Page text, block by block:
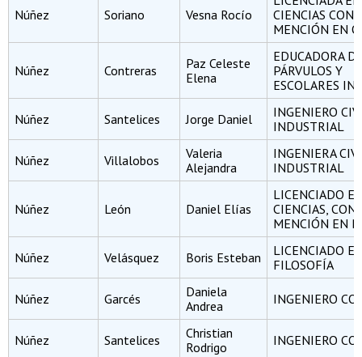
Núñez Soriano Vesna Rocío
CIENCIAS CON
MENCIÓN EN
Núñez Contreras
Paz Celeste
Elena
EDUCADORA
PÁRVULOS Y
ESCOLARES
Núñez Santelices Jorge Daniel
INGENIERO
INDUSTRIAL
Núñez Villalobos
Valeria
Alejandra
INGENIERA
INDUSTRIAL
Núñez León Daniel Elías
LICENCIADO
CIENCIAS, CON
MENCIÓN EN
Núñez Velásquez Boris Esteban
LICENCIADO
FILOSOFÍA
Núñez Garcés
Daniela
Andrea
INGENIERO
Núñez Santelices
Christian
Rodrigo
INGENIERO